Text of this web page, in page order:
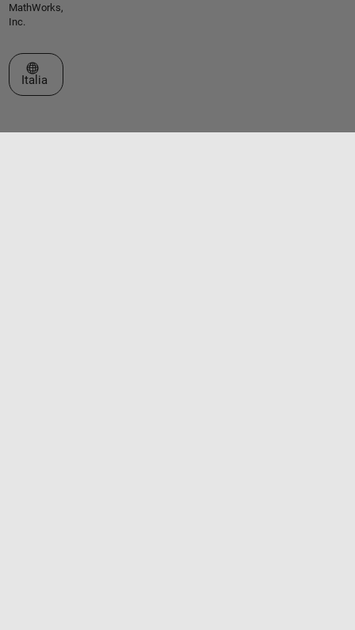
MathWorks,
Inc.
Seleziona un sito web
Italia